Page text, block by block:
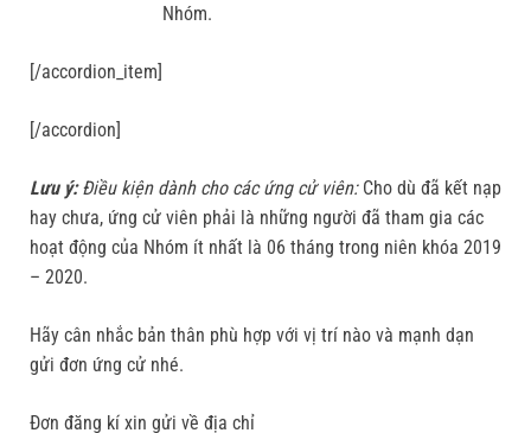
Nhóm.
[/accordion_item]
[/accordion]
Lưu ý:Điều kiện dành cho các ứng cử viên: Cho dù đã kết nạp
hay chưa, ứng cử viên phải là những người đã tham gia các
hoạt động của Nhóm ít nhất là 06 tháng trong niên khóa 2019
– 2020.
Hãy cân nhắc bản thân phù hợp với vị trí nào và mạnh dạn
gửi đơn ứng cử nhé.
Đơn đăng kí xin gửi về địa chỉ